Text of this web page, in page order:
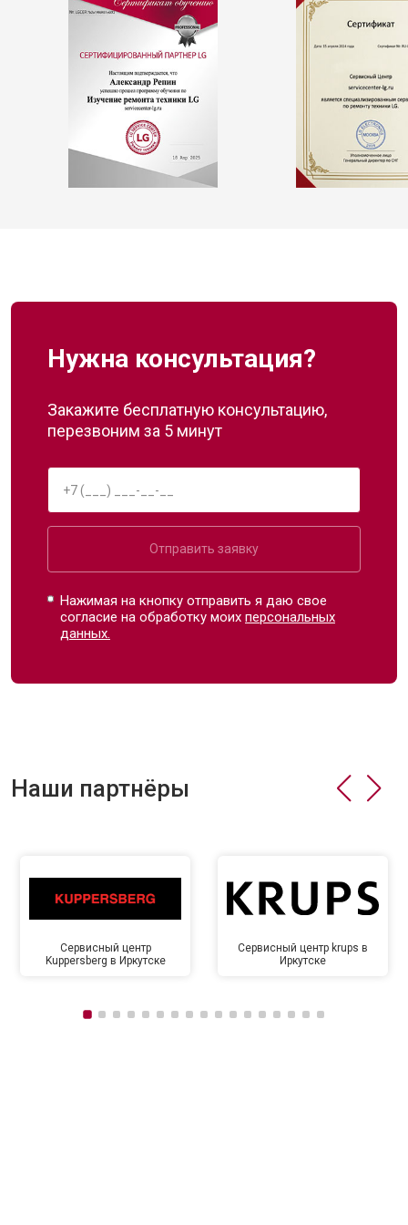
Нужна консультация?
Закажите бесплатную консультацию,
перезвоним за 5 минут
Отправить заявку
Нажимая на кнопку отправить я даю свое
согласие на обработку моихперсональных
данных.
Наши партнёры
Сервисный центр
Kuppersberg в Иркутске
Сервисный центр krups в
Иркутске